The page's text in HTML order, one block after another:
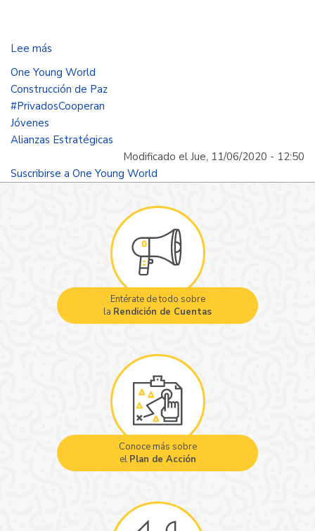
Lee más
Pensar
local,
involucrar
los
piensan
diferente
One Young World
Construcción de Paz
#PrivadosCooperan
Jóvenes
Alianzas Estratégicas
Modificado el Jue, 11/06/2020 - 12:50
Suscribirse a One Young World
Entérate de todo sobre
la Rendición de Cuentas
Conoce más sobre
el Plan de Acción